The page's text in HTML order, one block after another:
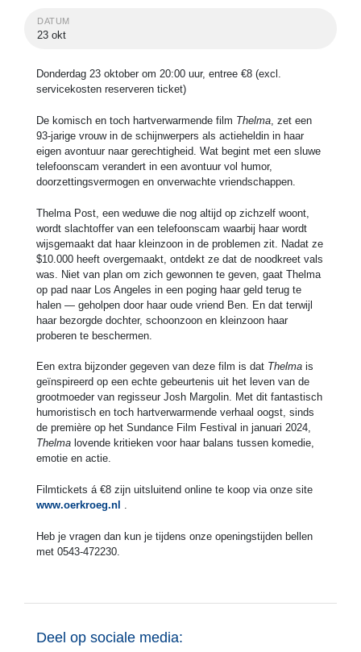
DATUM
23 okt
Donderdag 23 oktober om 20:00 uur, entree €8 (excl.
servicekosten reserveren ticket)
De komisch en toch hartverwarmende film Thelma , zet een
93-jarige vrouw in de schijnwerpers als actieheldin in haar
eigen avontuur naar gerechtigheid. Wat begint met een sluwe
telefoonscam verandert in een avontuur vol humor,
doorzettingsvermogen en onverwachte vriendschappen.
Thelma Post, een weduwe die nog altijd op zichzelf woont,
wordt slachtoffer van een telefoonscam waarbij haar wordt
wijsgemaakt dat haar kleinzoon in de problemen zit. Nadat ze
$10.000 heeft overgemaakt, ontdekt ze dat de noodkreet vals
was. Niet van plan om zich gewonnen te geven, gaat Thelma
op pad naar Los Angeles in een poging haar geld terug te
halen — geholpen door haar oude vriend Ben. En dat terwijl
haar bezorgde dochter, schoonzoon en kleinzoon haar
proberen te beschermen.
Een extra bijzonder gegeven van deze film is dat Thelma is
geïnspireerd op een echte gebeurtenis uit het leven van de
grootmoeder van regisseur Josh Margolin. Met dit fantastisch
humoristisch en toch hartverwarmende verhaal oogst, sinds
de première op het Sundance Film Festival in januari 2024,
Thelma lovende kritieken voor haar balans tussen komedie,
emotie en actie.
Filmtickets á €8 zijn uitsluitend online te koop via onze site
www.oerkroeg.nl .
Heb je vragen dan kun je tijdens onze openingstijden bellen
met 0543-472230.
Deel op sociale media: